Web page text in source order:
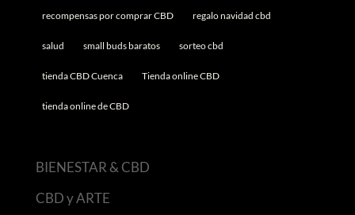
recompensas por comprar CBD regalo navidad cbd
salud small buds baratos sorteo cbd
tienda CBD Cuenca Tienda online CBD
tienda online de CBD
BIENESTAR & CBD
CBD y ARTE